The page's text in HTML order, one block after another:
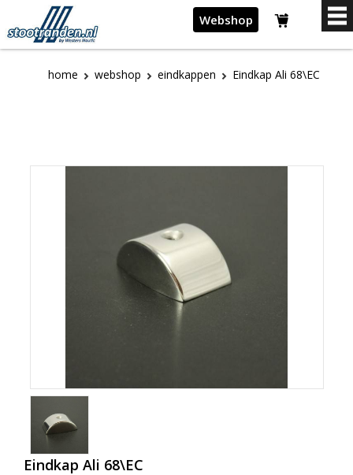
Webshop
home webshop eindkappen Eindkap Ali 68\EC
Eindkap Ali 68\EC